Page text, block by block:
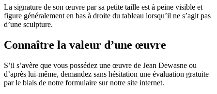
La signature de son œuvre par sa petite taille est à peine visible et
figure généralement en bas à droite du tableau lorsqu’il ne s’agit pas
d’une sculpture.
Connaître la valeur d’une œuvre
S’il s’avère que vous possédez une œuvre de Jean Dewasne ou
d’après lui-même, demandez sans hésitation une évaluation gratuite
par le biais de notre formulaire sur notre site internet.